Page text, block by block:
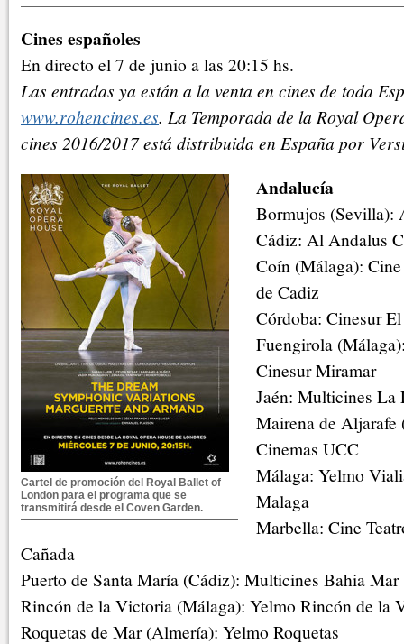
Cines españoles
En directo el 7 de junio a las 20:15 hs.
Las entradas ya están a la venta en cines de toda
www.rohencines.es. La Temporada de la Royal
cines 2016/2017 está distribuida en España por
Cartel de promoción del Royal Ballet of
London para el programa que se
transmitirá desde el Coven Garden.
Andalucía
Bormujos (Sevilla):
Cádiz: Al Andalus
Coín (Málaga):
de Cadiz
Córdoba: Cinesur
Fuengirola
Cinesur Miramar
Jaén: Multicines La
Mairena de
Cinemas UCC
Málaga: Yelmo
Malaga
Marbella: Cine
Cañada
Puerto de Santa María (Cádiz): Multicines Bahia
Rincón de la Victoria (Málaga): Yelmo Rincón de la
Roquetas de Mar (Almería): Yelmo Roquetas